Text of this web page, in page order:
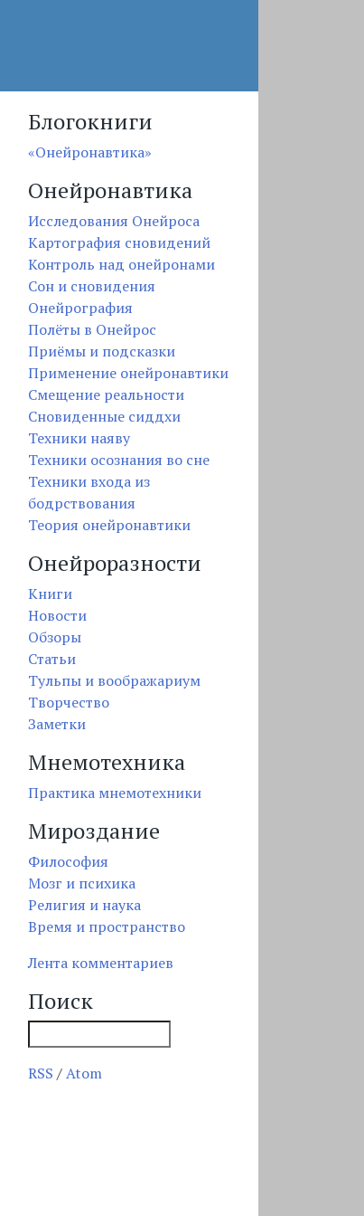
Блогокниги
«Онейронавтика»
Онейронавтика
Исследования Онейроса
Картография сновидений
Контроль над онейронами
Сон и сновидения
Онейрография
Полёты в Онейрос
Приёмы и подсказки
Применение онейронавтики
Смещение реальности
Сновиденные сиддхи
Техники наяву
Техники осознания во сне
Техники входа из
бодрствования
Теория онейронавтики
Онейроразности
Книги
Новости
Обзоры
Статьи
Тульпы и воображариум
Творчество
Заметки
Мнемотехника
Практика мнемотехники
Мироздание
Философия
Мозг и психика
Религия и наука
Время и пространство
Лента комментариев
Поиск
RSS /Atom